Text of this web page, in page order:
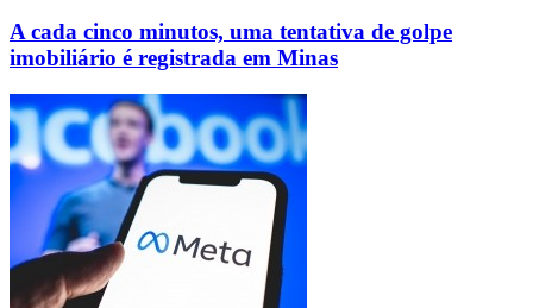
A cada cinco minutos, uma tentativa de golpe
imobiliário é registrada em Minas